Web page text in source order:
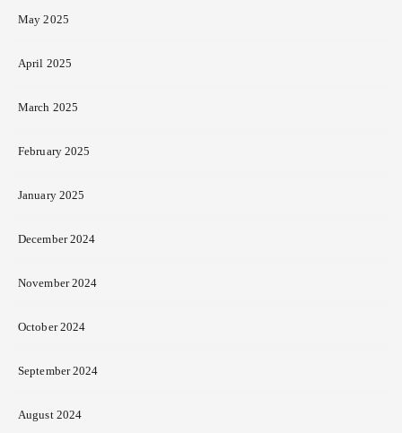
May 2025
April 2025
March 2025
February 2025
January 2025
December 2024
November 2024
October 2024
September 2024
August 2024